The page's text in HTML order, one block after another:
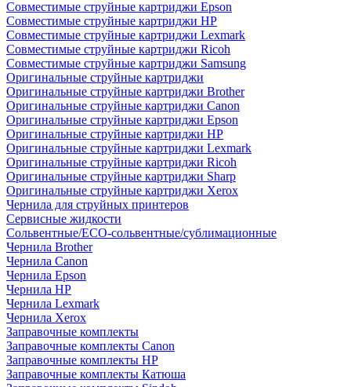
Совместимые струйные картриджи Epson
Совместимые струйные картриджи HP
Совместимые струйные картриджи Lexmark
Совместимые струйные картриджи Ricoh
Совместимые струйные картриджи Samsung
Оригинальные струйные картриджи
Оригинальные струйные картриджи Brother
Оригинальные струйные картриджи Canon
Оригинальные струйные картриджи Epson
Оригинальные струйные картриджи HP
Оригинальные струйные картриджи Lexmark
Оригинальные струйные картриджи Ricoh
Оригинальные струйные картриджи Sharp
Оригинальные струйные картриджи Xerox
Чернила для струйных принтеров
Сервисные жидкости
Сольвентные/ECO-сольвентные/сублимационные
Чернила Brother
Чернила Canon
Чернила Epson
Чернила HP
Чернила Lexmark
Чернила Xerox
Заправочные комплекты
Заправочные комплекты Canon
Заправочные комплекты HP
Заправочные комплекты Катюша